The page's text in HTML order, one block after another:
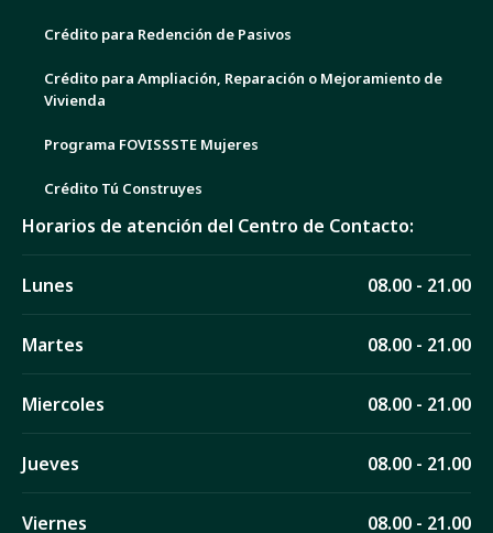
Crédito para Redención de Pasivos
Crédito para Ampliación, Reparación o Mejoramiento de
Vivienda
Programa FOVISSSTE Mujeres
Crédito Tú Construyes
Horarios de atención del Centro de Contacto:
Lunes 08.00 - 21.00
Martes 08.00 - 21.00
Miercoles 08.00 - 21.00
Jueves 08.00 - 21.00
Viernes 08.00 - 21.00